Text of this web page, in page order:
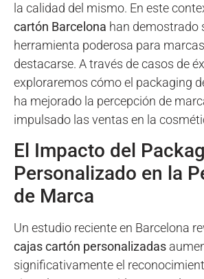
la calidad del mismo. En este
cartón Barcelona han demostrado
herramienta poderosa para
destacarse. A través de casos de
exploraremos cómo el packaging
ha mejorado la percepción de
impulsado las ventas en la
El Impacto del
Personalizado en la
de Marca
Un estudio reciente en Barcelona
cajas cartón personalizadas
significativamente el